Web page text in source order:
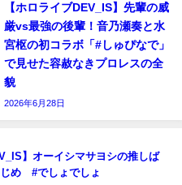
【ホロライブDEV_IS】先輩の威
厳vs最強の後輩！音乃瀬奏と水
宮枢の初コラボ「#しゅぴなで」
で見せた容赦なきプロレスの全
貌
2026年6月28日
】オーイシマサヨシの推しば
め #でしょでしょ